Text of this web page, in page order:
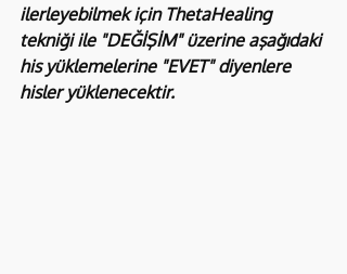
ilerleyebilmek için ThetaHealing
tekniği ile "DEĞİŞİM" üzerine aşağıdaki
his yüklemelerine "EVET" diyenlere
hisler yüklenecektir.